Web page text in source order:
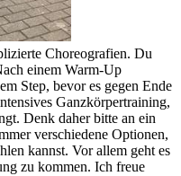
Choreografien. Du
einem Warm-Up
Step, bevor es gegen Ende
Ganzkörpertraining,
Denk daher bitte an ein
verschiedene Optionen,
kannst. Vor allem geht es
zu kommen. Ich freue